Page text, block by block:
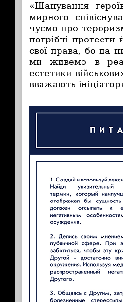
«Шанування
мирного
чуємо про
потрібні протести
свої права, бо на
ми живемо в
естетики
вважають